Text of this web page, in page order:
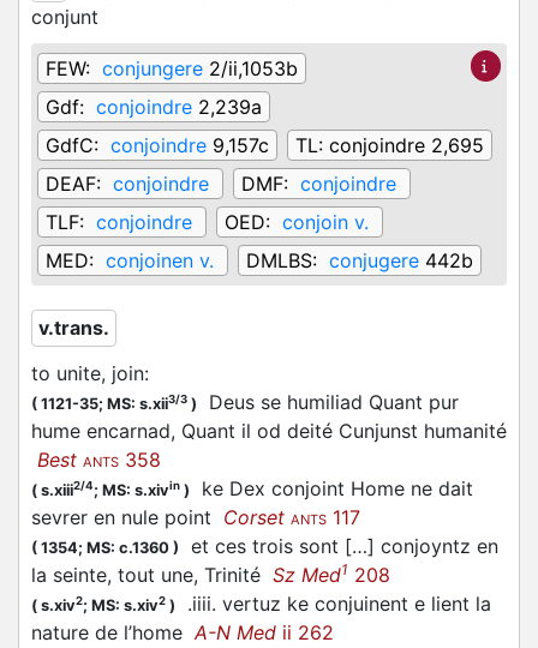
conjunt
FEW: conjungere 2/ii,1053b
Gdf: conjoindre 2,239a
GdfC: conjoindre 9,157c TL: conjoindre 2,695
DEAF: conjoindre DMF: conjoindre
TLF: conjoindre OED: conjoin v.
MED: conjoinen v. DMLBS: conjugere 442b
v.trans.
to unite, join:
( 1121-35; MS: s.xii3/3 )
Deus se humiliad Quant pur
hume encarnad, Quant il od deité Cunjunst humanité
Best ANTS 358
( s.xiii2/4; MS: s.xivin )
ke Dex conjoint Home ne dait
sevrer en nule point Corset ANTS 117
( 1354; MS: c.1360 )
et ces trois sont […] conjoyntz en
la seinte, tout une, Trinité Sz Med1 208
( s.xiv2; MS: s.xiv2 )
.iiii. vertuz ke conjuinent e lient la
nature de l’homeA-N Med ii 262